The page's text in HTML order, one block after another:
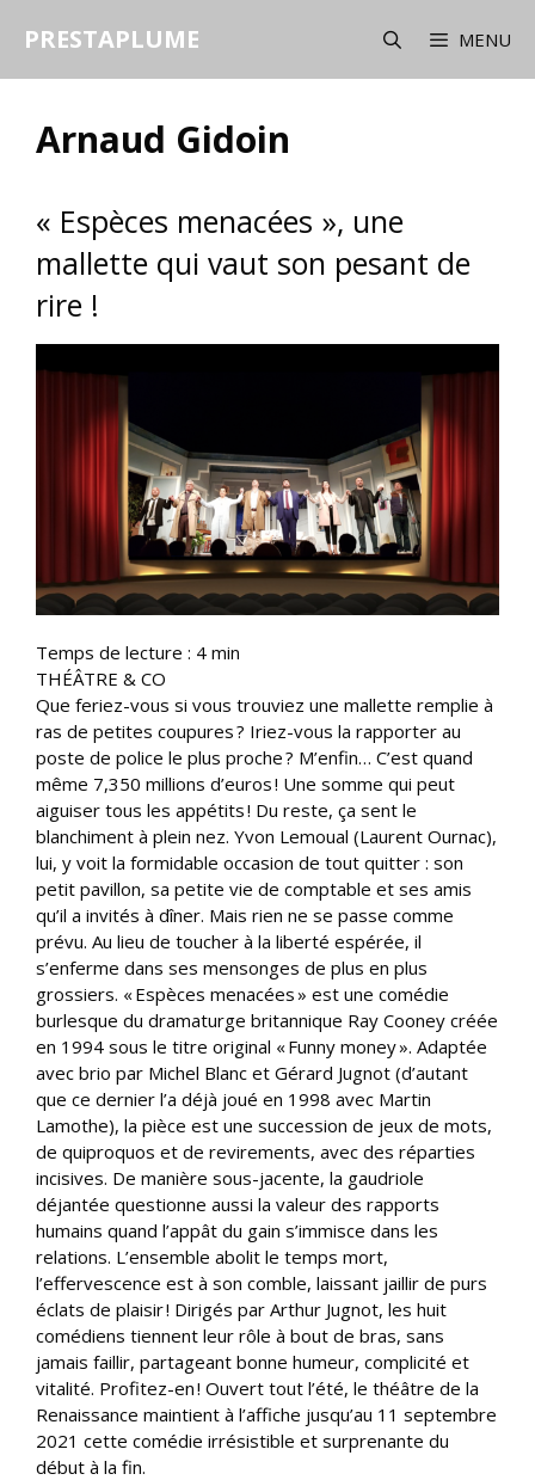
PRESTAPLUME MENU
Arnaud Gidoin
« Espèces menacées », une
mallette qui vaut son pesant de
rire !
Temps de lecture : 4 min
THÉÂTRE & CO
Que feriez-vous si vous trouviez une mallette remplie à
ras de petites coupures ? Iriez-vous la rapporter au
poste de police le plus proche ? M’enfin… C’est quand
même 7,350 millions d’euros ! Une somme qui peut
aiguiser tous les appétits ! Du reste, ça sent le
blanchiment à plein nez. Yvon Lemoual (Laurent Ournac),
lui, y voit la formidable occasion de tout quitter : son
petit pavillon, sa petite vie de comptable et ses amis
qu’il a invités à dîner. Mais rien ne se passe comme
prévu. Au lieu de toucher à la liberté espérée, il
s’enferme dans ses mensonges de plus en plus
grossiers. « Espèces menacées » est une comédie
burlesque du dramaturge britannique Ray Cooney créée
en 1994 sous le titre original « Funny money ». Adaptée
avec brio par Michel Blanc et Gérard Jugnot (d’autant
que ce dernier l’a déjà joué en 1998 avec Martin
Lamothe), la pièce est une succession de jeux de mots,
de quiproquos et de revirements, avec des réparties
incisives. De manière sous-jacente, la gaudriole
déjantée questionne aussi la valeur des rapports
humains quand l’appât du gain s’immisce dans les
relations. L’ensemble abolit le temps mort,
l’effervescence est à son comble, laissant jaillir de purs
éclats de plaisir ! Dirigés par Arthur Jugnot, les huit
comédiens tiennent leur rôle à bout de bras, sans
jamais faillir, partageant bonne humeur, complicité et
vitalité. Profitez-en ! Ouvert tout l’été, le théâtre de la
Renaissance maintient à l’affiche jusqu’au 11 septembre
2021 cette comédie irrésistible et surprenante du
début à la fin.